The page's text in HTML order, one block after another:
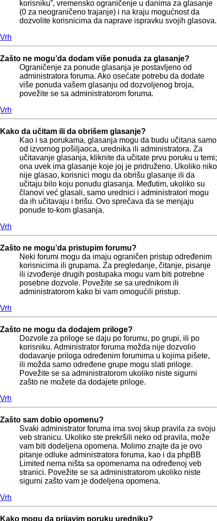
korisniku”, vremensko ograničenje u danima za glasanje
(0 za neograničeno trajanje) i na kraju mogućnost da
dozvolite korisnicima da naprave ispravku svojih glasova.
Vrh
Zašto ne mogu’da dodam više ponuda za glasanje?
Ograničenje za ponude glasanja je postavljeno od
administratora foruma. Ako osećate potrebu da dodate
više ponuda vašem glasanju od dozvoljenog broja,
povežite se sa administratorom foruma.
Vrh
Kako da učitam ili da obrišem glasanje?
Kao i sa porukama, glasanja mogu da budu učitana samo
od izvornog pošiljaoca, urednika ili administratora. Za
učitavanje glasanja, kliknite da učitate prvu poruku u temi;
ona uvek ima glasanje koje joj je pridruženo. Ukoliko niko
nije glasao, korisnici mogu da obrišu glasanje ili da
učitaju bilo koju ponudu glasanja. Međutim, ukoliko su
članovi već glasali, samo urednici i administratori mogu
da ih učitavaju i brišu. Ovo sprečava da se menjaju
ponude to-kom glasanja.
Vrh
Zašto ne mogu’da pristupim forumu?
Neki forumi mogu da imaju ograničen pristup određenim
korisnicima ili grupama. Za pregledanje, čitanje, pisanje
ili izvođenje drugih postupaka mogu vam biti potrebne
posebne dozvole. Povežite se sa urednikom ili
administratorom kako bi vam omogućili pristup.
Vrh
Zašto ne mogu da dodajem priloge?
Dozvole za priloge se daju po forumu, po grupi, ili po
korisniku. Administrator foruma možda nije dozvolio
dodavanje priloga određenim forumima u kojima pišete,
ili možda samo određene grupe mogu slati priloge.
Povežite se sa administratorom ukoliko niste sigurni
zašto ne možete da dodajete priloge.
Vrh
Zašto sam dobio opomenu?
Svaki administrator foruma ima svoj skup pravila za svoju
veb stranicu. Ukoliko ste prekršili neko od pravila, može
vam biti dodeljena opomena. Molimo znajte da je ovo
pitanje odluke administratora foruma, kao i da phpBB
Limited nema ništa sa opomenama na određenoj veb
stranici. Povežite se sa administratorom ukoliko niste
sigurni zašto vam je dodeljena opomena.
Vrh
Kako mogu da prijavim poruku uredniku?